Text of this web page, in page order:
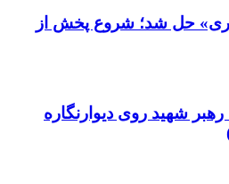
حل شد؛ شروع پخش از
رهبر شهید روی دیوارنگاره